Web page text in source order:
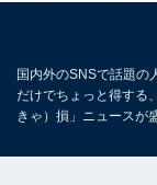
国内外のSNSで話題の
だけでちょっと得する
きゃ）損」ニュースが